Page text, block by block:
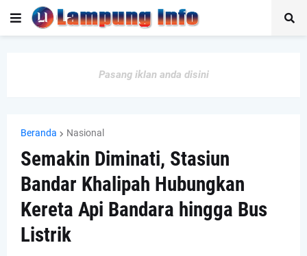
Pasang iklan anda disini
Beranda Nasional
Semakin Diminati, Stasiun
Bandar Khalipah Hubungkan
Kereta Api Bandara hingga Bus
Listrik